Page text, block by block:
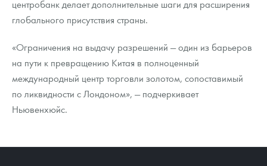
центробанк делает дополнительные шаги для расширения
глобального присутствия страны.
«Ограничения на выдачу разрешений — один из барьеров
на пути к превращению Китая в полноценный
международный центр торговли золотом, сопоставимый
по ликвидности с Лондоном», — подчеркивает
Ньювенхюйс.